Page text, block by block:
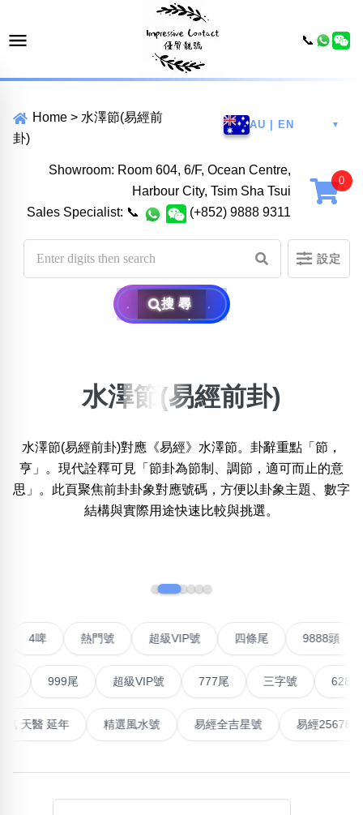
Home > 水澤節(易經前
卦)
AU | EN ▼
Showroom: Room 604, 6/F, Ocean Centre,
Harbour City, Tsim Sha Tsui
Sales Specialist: 📞 (+852) 9888 9311
設定
搜尋
位置:
二 三 四 五 六 七 八 九
無0 無3無4 無5 無7 無8無9
熱門分類
888尾
999尾 777尾 9字頭 6字頭
無4字
水澤節(易經前卦)
水澤節(易經前卦)對應《易經》水澤節。卦辭重點「節，
亨」。現代詮釋可見「節卦為節制、調節，適可而止的意
思」。此頁聚焦前卦卦象對應號碼，方便以卦象主題、數字
結構與實際用途快速比較與挑選。
熱門號 超級VIP號 四條尾 9888
999尾 超級VIP號 777尾 三字號 6288頭
高能量生氣 天醫 延年 精選風水號 易經全吉星號 易
📞